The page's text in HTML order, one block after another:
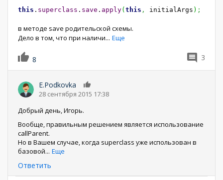
this . superclass . save . apply(this , initialArgs ) ;
в методе save родительской схемы.
Дело в том, что при наличи... Еще
8 3
E.Podkovka
28 сентября 2015 17:38
Добрый день, Игорь.
Вообще, правильным решением является использование
callParent.
Но в Вашем случае, когда superclass уже использован в
базовой... Еще
Ответить